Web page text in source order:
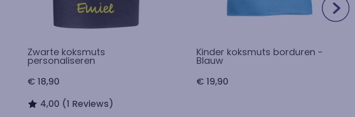
Zwarte koksmuts
personaliseren
€ 18,90
4,00 (1 Reviews)
Kinder koksmuts borduren -
Blauw
€ 19,90